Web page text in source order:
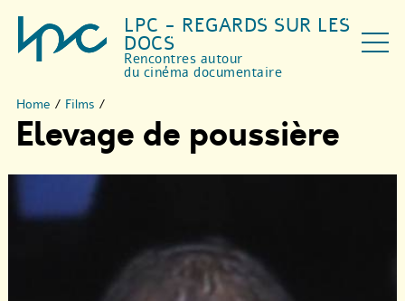
LPC - REGARDS SUR LES
DOCS
Rencontres autour
du cinéma documentaire
Home / Films /
Elevage de poussière